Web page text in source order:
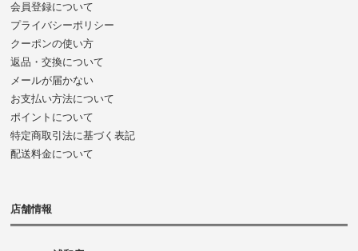
会員登録について
プライバシーポリシー
クーポンの使い方
返品・交換について
メールが届かない
お支払い方法について
ポイントについて
特定商取引法に基づく表記
配送料金について
店舗情報